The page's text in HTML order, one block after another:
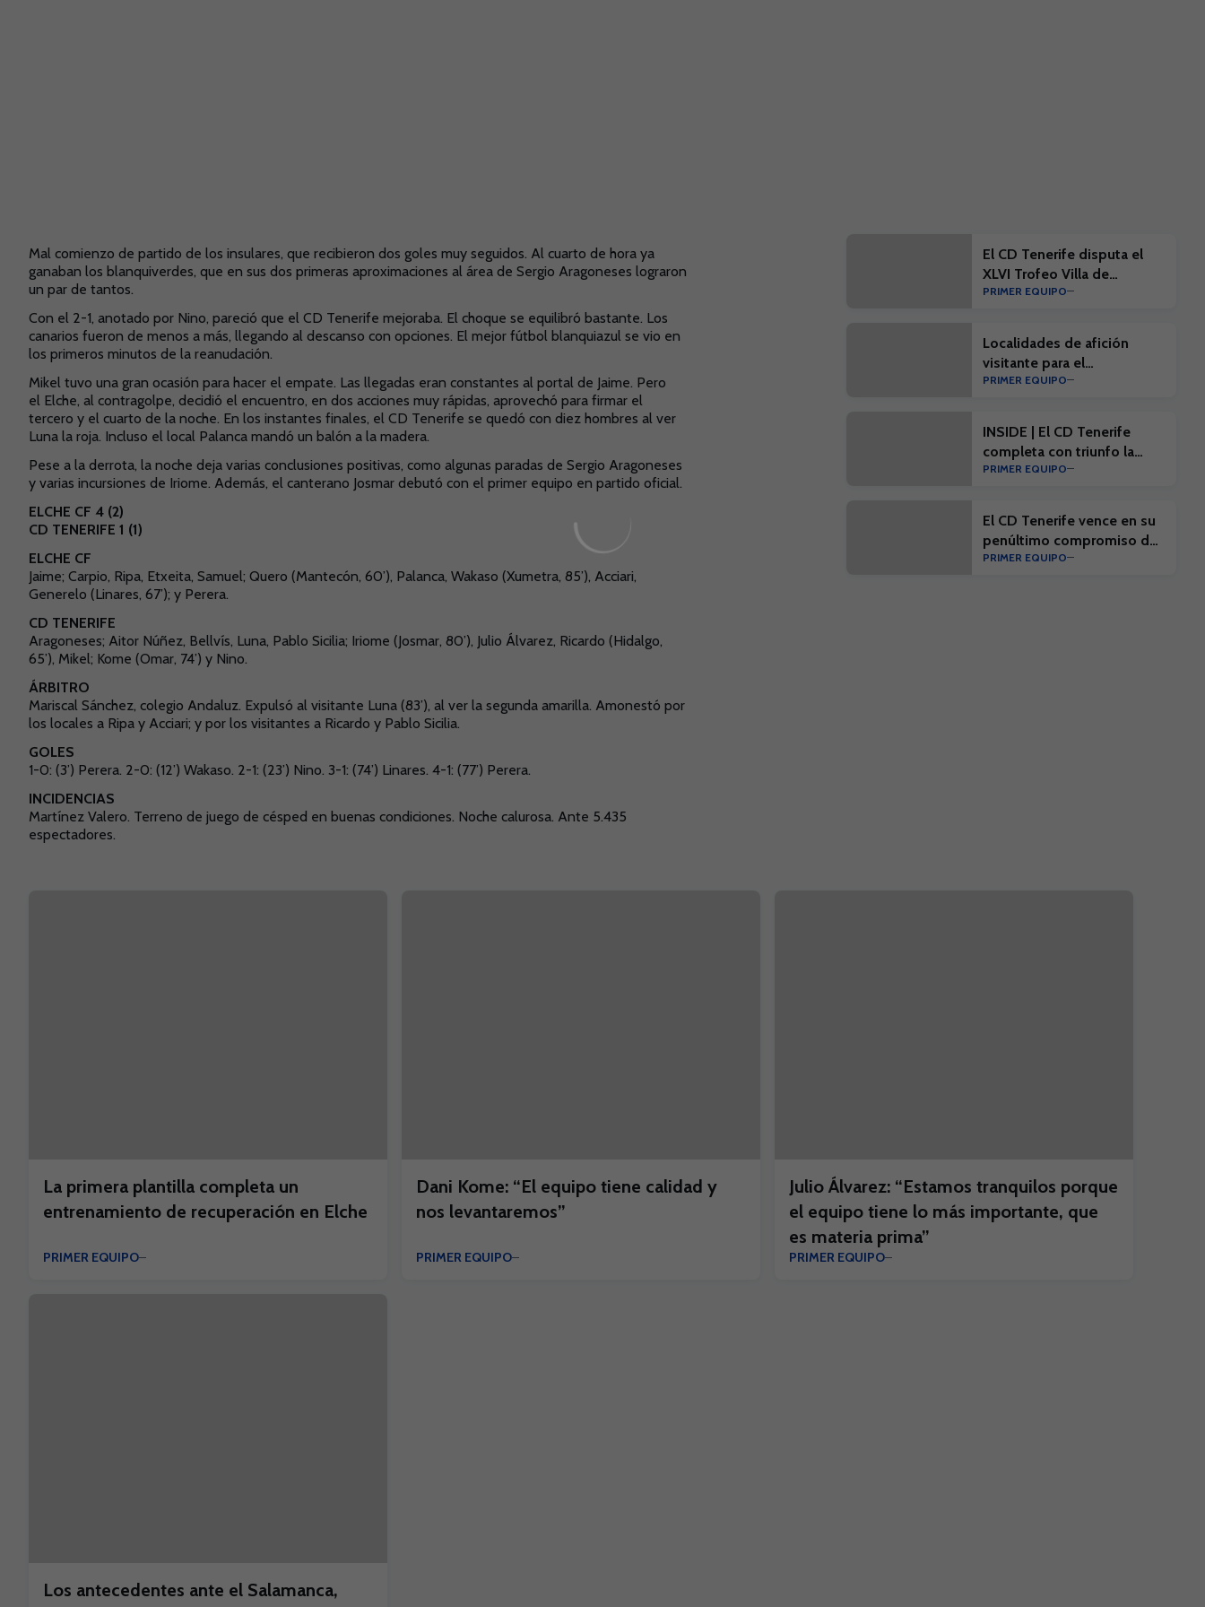
Mal comienzo de partido de los insulares, que recibieron dos goles muy seguidos. Al cuarto de hora ya
ganaban los blanquiverdes, que en sus dos primeras aproximaciones al área de Sergio Aragoneses lograron
un par de tantos.
Con el 2-1, anotado por Nino, pareció que el CD Tenerife mejoraba. El choque se equilibró bastante. Los
canarios fueron de menos a más, llegando al descanso con opciones. El mejor fútbol blanquiazul se vio en
los primeros minutos de la reanudación.
Mikel tuvo una gran ocasión para hacer el empate. Las llegadas eran constantes al portal de Jaime. Pero
el Elche, al contragolpe, decidió el encuentro, en dos acciones muy rápidas, aprovechó para firmar el
tercero y el cuarto de la noche. En los instantes finales, el CD Tenerife se quedó con diez hombres al ver
Luna la roja. Incluso el local Palanca mandó un balón a la madera.
Pese a la derrota, la noche deja varias conclusiones positivas, como algunas paradas de Sergio Aragoneses
y varias incursiones de Iriome. Además, el canterano Josmar debutó con el primer equipo en partido oficial.
ELCHE CF 4 (2)
CD TENERIFE 1 (1)
ELCHE CF
Jaime; Carpio, Ripa, Etxeita, Samuel; Quero (Mantecón, 60’), Palanca, Wakaso (Xumetra, 85’), Acciari,
Generelo (Linares, 67’); y Perera.
CD TENERIFE
Aragoneses; Aitor Núñez, Bellvís, Luna, Pablo Sicilia; Iriome (Josmar, 80’), Julio Álvarez, Ricardo (Hidalgo,
65’), Mikel; Kome (Omar, 74’) y Nino.
ÁRBITRO
Mariscal Sánchez, colegio Andaluz. Expulsó al visitante Luna (83’), al ver la segunda amarilla. Amonestó por
los locales a Ripa y Acciari; y por los visitantes a Ricardo y Pablo Sicilia.
GOLES
1-0: (3’) Perera. 2-0: (12’) Wakaso. 2-1: (23’) Nino. 3-1: (74’) Linares. 4-1: (77’) Perera.
INCIDENCIAS
Martínez Valero. Terreno de juego de césped en buenas condiciones. Noche calurosa. Ante 5.435
espectadores.
El CD Tenerife disputa el
XLVI Trofeo Villa de
Leganés
PRIMER EQUIPO
Localidades de afición
visitante para el
#EibarTenerife
PRIMER EQUIPO
INSIDE | El CD Tenerife
completa con triunfo la
penúltima prueba de
PRIMER EQUIPO
El CD Tenerife vence en su
penúltimo compromiso de
la pretemporada
PRIMER EQUIPO
La primera plantilla completa un
entrenamiento de recuperación en Elche
PRIMER EQUIPO
Dani Kome: “El equipo tiene calidad y
nos levantaremos”
PRIMER EQUIPO
Julio Álvarez: “Estamos tranquilos porque
el equipo tiene lo más importante, que
es materia prima”
PRIMER EQUIPO
Los antecedentes ante el Salamanca,